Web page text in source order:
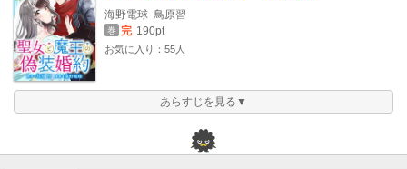
海野電球 鳥原習
巻 完 190pt
お気に入り：55人
あらすじを見る▼